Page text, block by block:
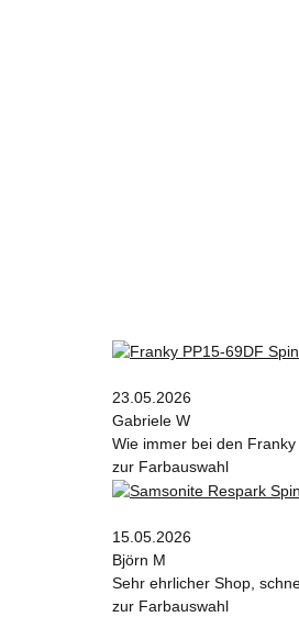
23.05.2026
Gabriele W
Wie immer bei den
zur Farbauswahl
15.05.2026
Björn M
Sehr ehrlicher Shop,
zur Farbauswahl